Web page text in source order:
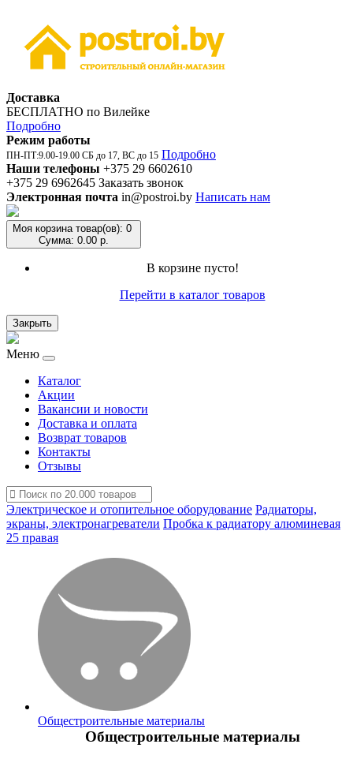
Доставка
БЕСПЛАТНО по Вилейке
Подробно
Режим работы
ПН-ПТ:9.00-19.00 СБ до 17, ВС до 15 Подробно
Наши телефоны +375 29 6602610
+375 29 6962645 Заказать звонок
Электронная почта in@postroi.by Написать нам
Моя корзина товар(ов): 0
Сумма: 0.00 р.
В корзине пусто!
Перейти в каталог товаров
Закрыть
Меню
Каталог
Акции
Вакансии и новости
Доставка и оплата
Возврат товаров
Контакты
Отзывы
Электрическое и отопительное оборудование Радиаторы,
экраны, электронагреватели Пробка к радиатору алюминевая
25 правая
Общестроительные материалы
Общестроительные материалы